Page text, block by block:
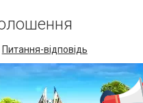
Питання-відповідь